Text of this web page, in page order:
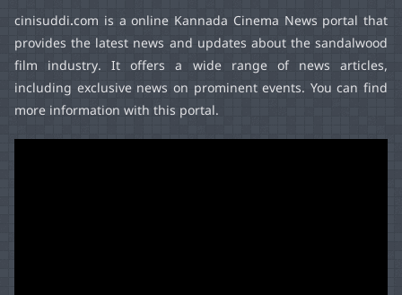
cinisuddi.com is a online Kannada Cinema News portal that
provides the latest news and updates about the sandalwood
film industry. It offers a wide range of news articles,
including exclusive news on prominent events. You can find
more information with this portal.